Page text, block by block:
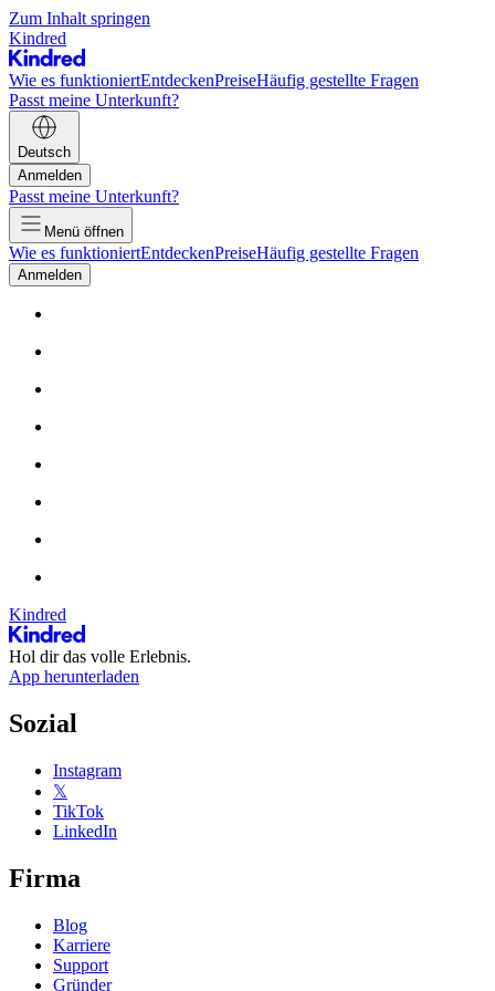
Zum Inhalt springen
Kindred
Wie es funktioniertEntdeckenPreiseHäufig gestellte Fragen
Passt meine Unterkunft?
Deutsch
Anmelden
Passt meine Unterkunft?
Menü öffnen
Wie es funktioniertEntdeckenPreiseHäufig gestellte Fragen
Anmelden
Kindred
Hol dir das volle Erlebnis.
App herunterladen
Sozial
Instagram
𝕏
TikTok
LinkedIn
Firma
Blog
Karriere
Support
Gründer